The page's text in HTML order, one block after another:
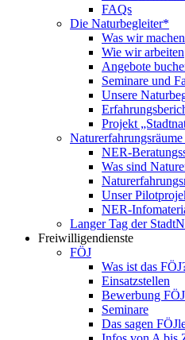
FAQs
Die Naturbegleiter*
Was wir machen
Wie wir arbeiten
Angebote
Seminare und
Unsere
Projekt
NER-
Was sind
Unser
NER-
Langer Tag der
Freiwilligendienste
FÖJ
Was ist das
Einsatzstellen
Bewerbung FÖJ
Seminare
Das sagen